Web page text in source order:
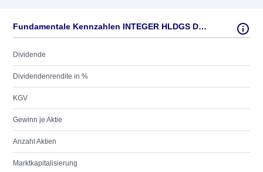
Fundamentale Kennzahlen INTEGER HLDGS DL-,001
Dividende
Dividendenrendite in %
KGV
Gewinn je Aktie
Anzahl Aktien
Marktkapitalisierung